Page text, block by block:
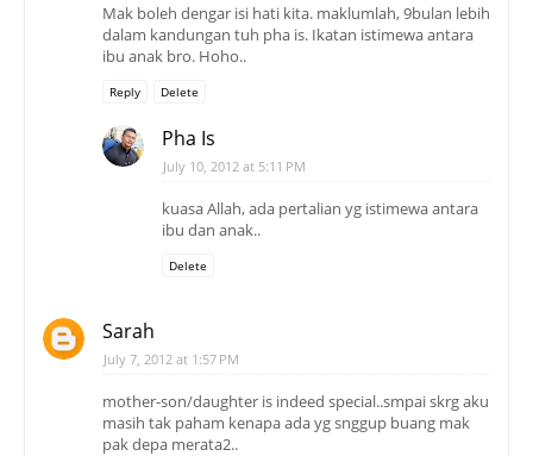
Mak boleh dengar isi hati kita. maklumlah, 9bulan lebih
dalam kandungan tuh pha is. Ikatan istimewa antara
ibu anak bro. Hoho..
Reply Delete
Pha Is
July 10, 2012 at 5:11 PM
kuasa Allah, ada pertalian yg istimewa antara
ibu dan anak..
Delete
Sarah
July 7, 2012 at 1:57 PM
mother-son/daughter is indeed special..smpai skrg aku
masih tak paham kenapa ada yg snggup buang mak
pak depa merata2..